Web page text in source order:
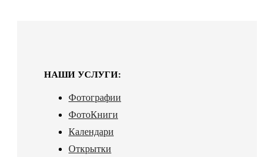
НАШИ УСЛУГИ:
Фотографии
ФотоКниги
Календари
Открытки